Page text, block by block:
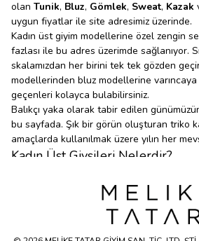
olan Tunik, Bluz, Gömlek, Sweat, Kazak
uygun fiyatlar ile site adresimiz üzerinde.
Kadın üst giyim modellerine özel zengin
fazlası ile bu adres üzerimde sağlanıyor.
skalamızdan her birini tek tek gözden
modellerinden bluz modellerine varıncaya
geçenleri kolayca bulabilirsiniz.
Balıkçı yaka olarak tabir edilen
bu sayfada. Şık bir görün oluşturan triko
amaçlarda kullanılmak üzere yılın her
Kadın Üst Giysileri Nelerdir?
,ceketmodelleri ve
birini kolayca üst giysi kategorisine almak
Üst giyim ürünleri denildiğinde akla ilk